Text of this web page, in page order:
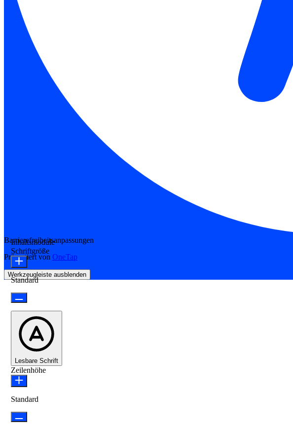
Barrierefreiheitsanpassungen
Präsentiert von OneTap
Werkzeugleiste ausblenden
Inhaltsmodule
Schriftgröße
Standard
Lesbare Schrift
Zeilenhöhe
Standard